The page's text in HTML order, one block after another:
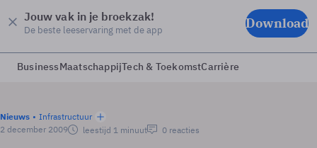
Jouw vak in je broekzak!
De beste leeservaring met de app Download
BusinessMaatschappijTech & ToekomstCarrière
Nieuws
Infrastructuur
2 december 2009
leestijd 1 minuut 0 reacties